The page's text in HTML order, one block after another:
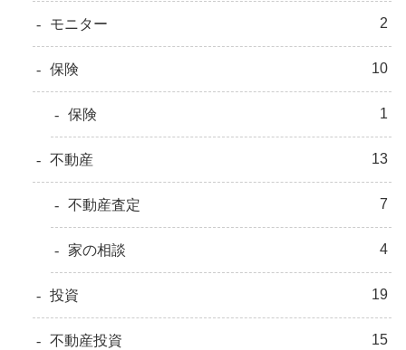
モニター 2
保険 10
保険 1
不動産 13
不動産査定 7
家の相談 4
投資 19
不動産投資 15